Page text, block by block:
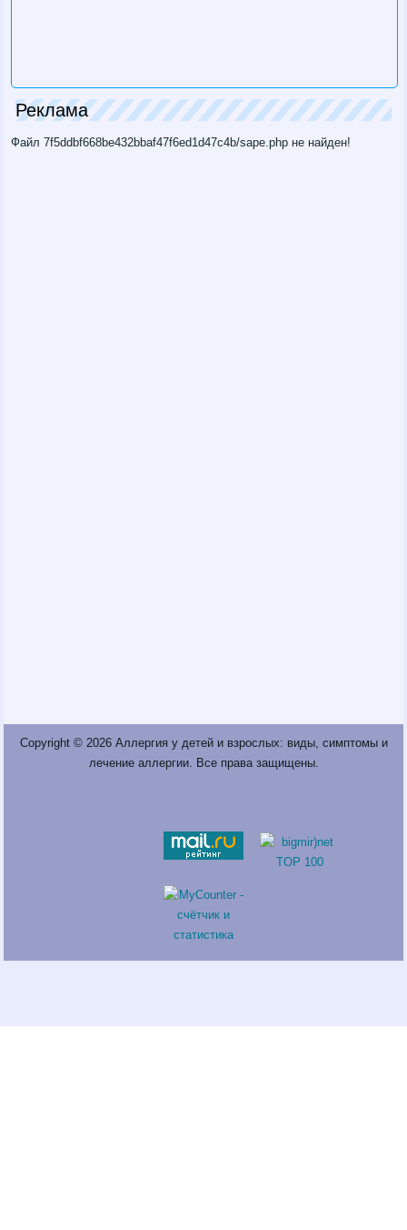
Реклама
Файл 7f5ddbf668be432bbaf47f6ed1d47c4b/sape.php не найден!
Copyright © 2026 Аллергия у детей и взрослых: виды, симптомы и
лечение аллергии. Все права защищены.